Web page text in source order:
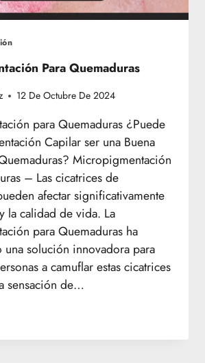
Para Quemaduras
12 De Octubre De 2024
para Quemaduras ¿Puede
Capilar ser una Buena
Micropigmentación
– Las cicatrices de
afectar significativamente
la calidad de vida. La
para Quemaduras ha
solución innovadora para
a camuflar estas cicatrices
sensación de…